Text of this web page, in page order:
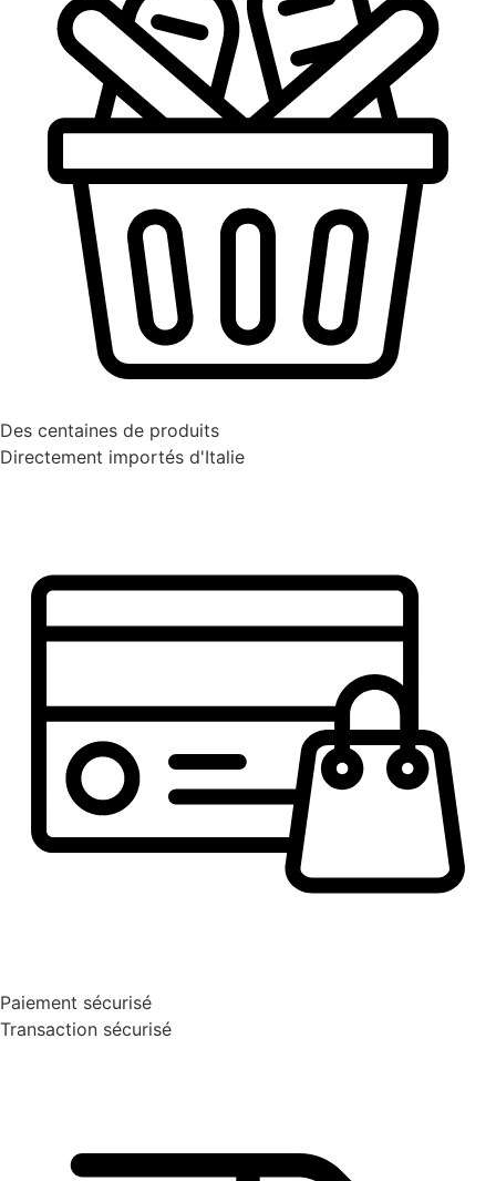
Des centaines de produits
Directement importés d'Italie
Paiement sécurisé
Transaction sécurisé